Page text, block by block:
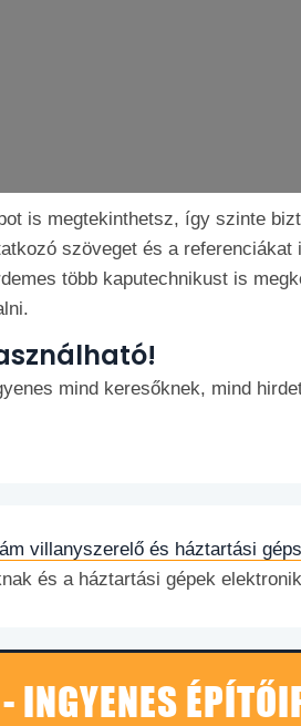
is megtekinthetsz, így szinte
szöveget és a
több kaputechnikust is
mind keresőknek, mind
villanyszerelő és háztartási
és a háztartási gépek
INGYENES